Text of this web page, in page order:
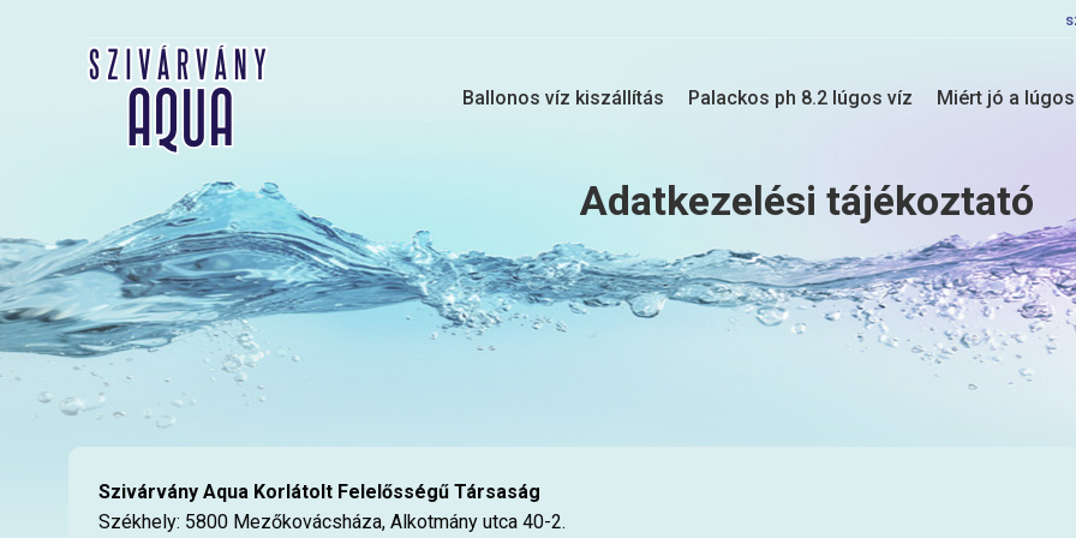
Ballonos víz kiszállítás Palackos ph 8.2 lúgos víz Miért jó a
Adatkezelési tájékoztató
Szivárvány Aqua Korlátolt Felelősségű Társaság
Székhely: 5800 Mezőkovácsháza, Alkotmány utca 40-2.